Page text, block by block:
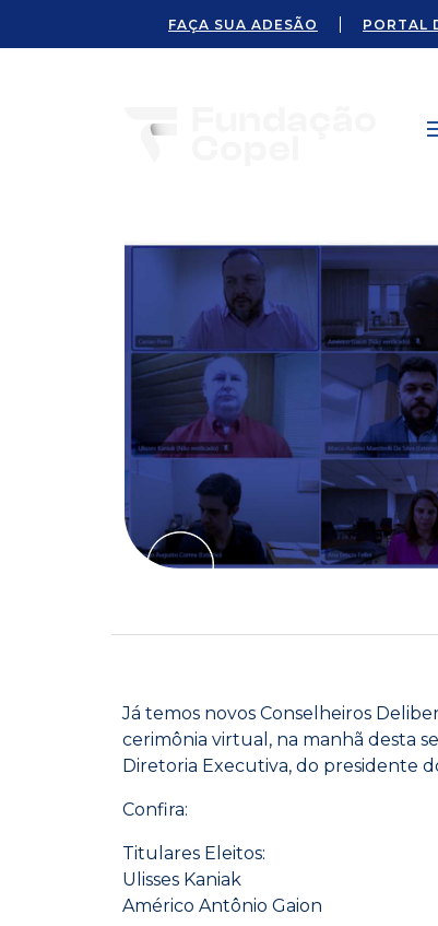
FAÇA SUA ADESÃO PORTAL
Já temos novos Conselheiros
cerimônia virtual, na manhã desta
Diretoria Executiva, do presidente
Confira:
Titulares Eleitos:
Ulisses Kaniak
Américo Antônio Gaion